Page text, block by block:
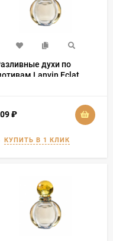
духи по
Lanvin Eclat
₽
КУПИТЬ В 1 КЛИК